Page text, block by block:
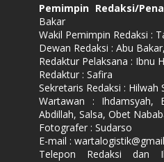
Pemimpin Redaksi/
Bakar
Wakil Pemimpin Redaksi :
Dewan Redaksi : Abu
Redaktur Pelaksana : Ibnu
Redaktur : Safira
Sekretaris Redaksi : Hilwah
Wartawan : Ihdamsyah,
Abdillah, Salsa, Obet
Fotografer : Sudarso
E-mail :
Telepon Redaksi dan